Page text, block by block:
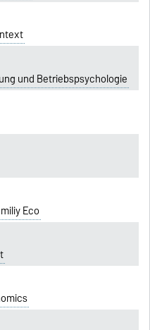
und Betriebspsychologie
Eco